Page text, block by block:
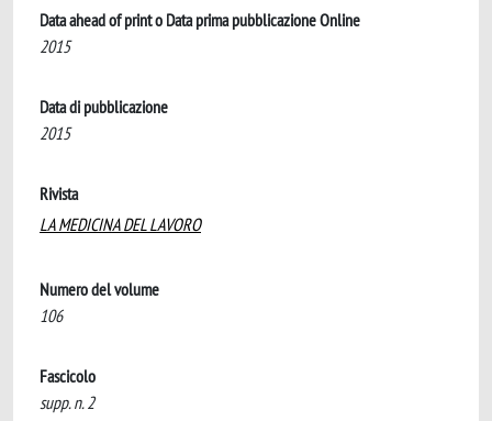
Data ahead of print o Data prima pubblicazione Online
2015
Data di pubblicazione
2015
Rivista
LA MEDICINA DEL LAVORO
Numero del volume
106
Fascicolo
supp. n. 2